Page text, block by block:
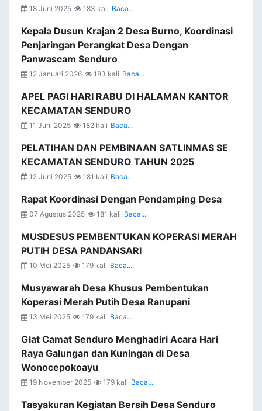
18 Juni 2025 183 kali Baca...
Kepala Dusun Krajan 2 Desa Burno, Koordinasi
Penjaringan Perangkat Desa Dengan
Panwascam Senduro
12 Januari 2026 183 kali Baca...
APEL PAGI HARI RABU DI HALAMAN KANTOR
KECAMATAN SENDURO
11 Juni 2025 182 kali Baca...
PELATIHAN DAN PEMBINAAN SATLINMAS SE
KECAMATAN SENDURO TAHUN 2025
12 Juni 2025 181 kali Baca...
Rapat Koordinasi Dengan Pendamping Desa
07 Agustus 2025 181 kali Baca...
MUSDESUS PEMBENTUKAN KOPERASI MERAH
PUTIH DESA PANDANSARI
10 Mei 2025 179 kali Baca...
Musyawarah Desa Khusus Pembentukan
Koperasi Merah Putih Desa Ranupani
13 Mei 2025 179 kali Baca...
Giat Camat Senduro Menghadiri Acara Hari
Raya Galungan dan Kuningan di Desa
Wonocepokoayu
19 November 2025 179 kali Baca...
Tasyakuran Kegiatan Bersih Desa Senduro